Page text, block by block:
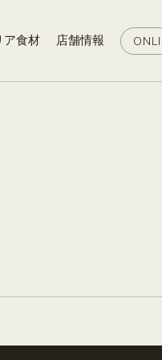
ア食材 店舗情報